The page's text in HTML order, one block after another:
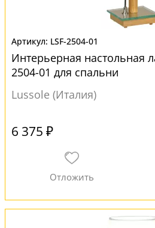
LSF-2504-01
Интерьерная настольная
2504-01 для спальни
Lussole (Италия)
6 375 ₽